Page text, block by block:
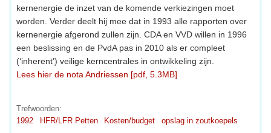
kernenergie de inzet van de komende verkiezingen moet
worden. Verder deelt hij mee dat in 1993 alle rapporten over
kernenergie afgerond zullen zijn. CDA en VVD willen in 1996
een beslissing en de PvdA pas in 2010 als er compleet
(‘inherent’) veilige kerncentrales in ontwikkeling zijn.
Lees hier de nota Andriessen [pdf, 5.3MB]
Trefwoorden:
1992
HFR/LFR Petten Kosten/budget opslag in zoutkoepels